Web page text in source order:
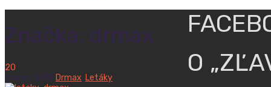
Značka: drmax
20
marec, 2018 Drmax, Letáky
O